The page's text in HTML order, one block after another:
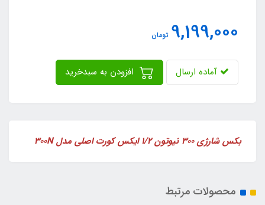
9,199,000 تومان
آماده ارسال
بکس شارژی 300 نیوتون 1/2 ایکس کورت اصلی مدل 300N
محصولات مرتبط